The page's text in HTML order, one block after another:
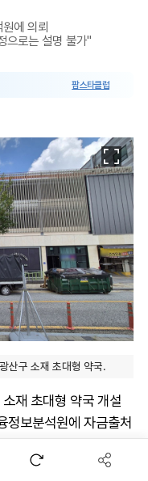
에 의뢰
으로는 설명 불가"
팜스타클럽
산구 소재 초대형 약국.
재 초대형 약국 개설
정보분석원에 자금출처